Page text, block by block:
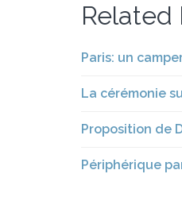
Related
Paris: un
La cérémonie
Proposition de
Périphérique